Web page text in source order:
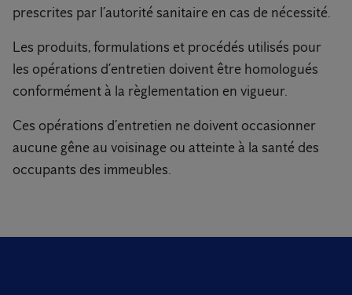
prescrites par l’autorité sanitaire en cas de nécessité.
Les produits, formulations et procédés utilisés pour
les opérations d’entretien doivent être homologués
conformément à la règlementation en vigueur.
Ces opérations d’entretien ne doivent occasionner
aucune gêne au voisinage ou atteinte à la santé des
occupants des immeubles.